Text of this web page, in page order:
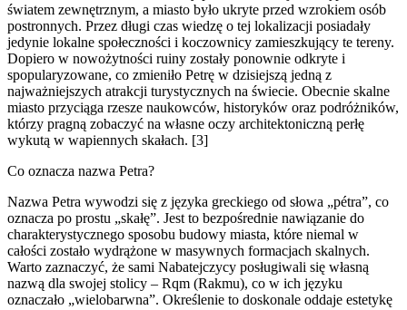
światem zewnętrznym, a miasto było ukryte przed wzrokiem osób
postronnych. Przez długi czas wiedzę o tej lokalizacji posiadały
jedynie lokalne społeczności i koczownicy zamieszkujący te tereny.
Dopiero w nowożytności ruiny zostały ponownie odkryte i
spopularyzowane, co zmieniło Petrę w dzisiejszą jedną z
najważniejszych atrakcji turystycznych na świecie. Obecnie skalne
miasto przyciąga rzesze naukowców, historyków oraz podróżników,
którzy pragną zobaczyć na własne oczy architektoniczną perłę
wykutą w wapiennych skałach. [3]
Co oznacza nazwa Petra?
Nazwa Petra wywodzi się z języka greckiego od słowa „pétra”, co
oznacza po prostu „skałę”. Jest to bezpośrednie nawiązanie do
charakterystycznego sposobu budowy miasta, które niemal w
całości zostało wydrążone w masywnych formacjach skalnych.
Warto zaznaczyć, że sami Nabatejczycy posługiwali się własną
nazwą dla swojej stolicy – Rqm (Rakmu), co w ich języku
oznaczało „wielobarwna”. Określenie to doskonale oddaje estetykę